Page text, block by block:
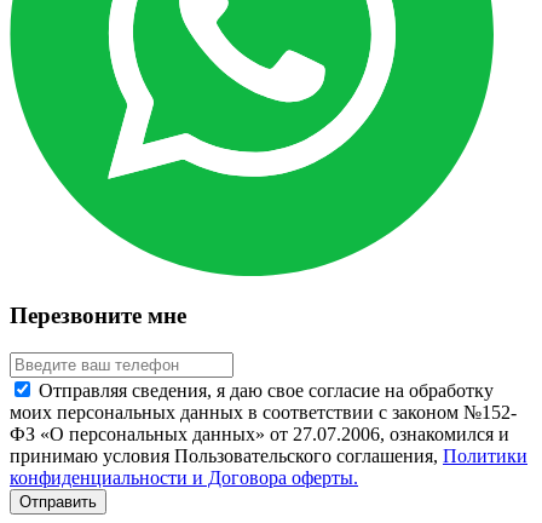
Перезвоните мне
Отправляя сведения, я даю свое согласие на обработку
моих персональных данных в соответствии с законом №152-
ФЗ «О персональных данных» от 27.07.2006, ознакомился и
принимаю условия Пользовательского соглашения, Политики
конфиденциальности и Договора оферты.